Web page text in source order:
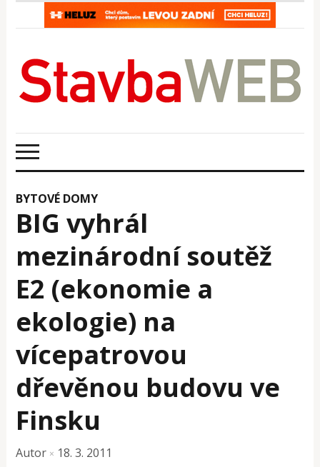
BYTOVÉ DOMY
BIG vyhrál
mezinárodní soutěž
E2 (ekonomie a
ekologie) na
vícepatrovou
dřevěnou budovu ve
Finsku
Autor × 18. 3. 2011